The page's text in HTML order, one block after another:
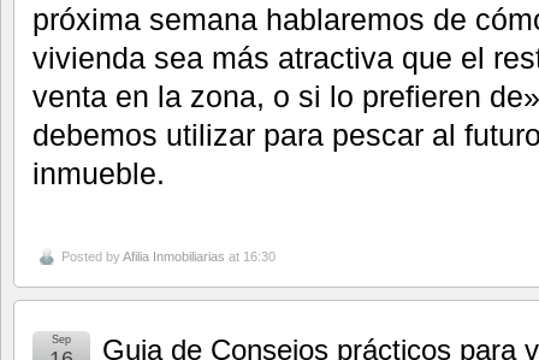
próxima semana hablaremos de
vivienda sea más atractiva que el
venta en la zona, o si lo prefieren
debemos utilizar para pescar al
inmueble.
Posted byAfilia Inmobiliarias at 16:30
Guia de Consejos prácticos para
Sep